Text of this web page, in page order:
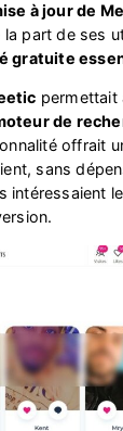
à jour de
part de ses
gratuite
permettait
de
offrait
sans
intéressaient